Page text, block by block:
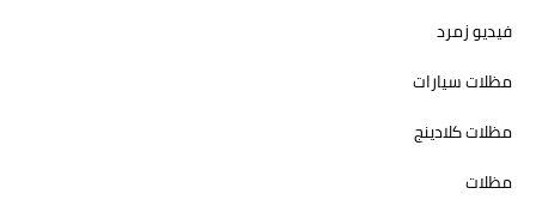
فيديو زمرد
مظلات سيارات
مظلات كلادينج
مظلات